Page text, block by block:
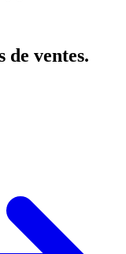
de ventes.